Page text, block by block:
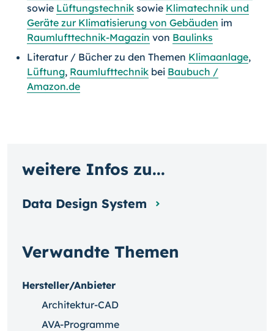
sowie Lüftungstechnik sowie Klimatechnik und
Geräte zur Klimatisierung von Gebäuden im
Raumlufttechnik-Magazin von Baulinks
Literatur / Bücher zu den Themen Klimaanlage,
Lüftung, Raumlufttechnik bei Baubuch /
Amazon.de
Verwandte Themen
Hersteller/Anbieter
Architektur-CAD
AVA-Programme
weitere Infos zu...
Data Design System